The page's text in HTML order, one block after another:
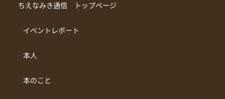
ちえなみき通信 トップページ
イベントレポート
本人
本のこと